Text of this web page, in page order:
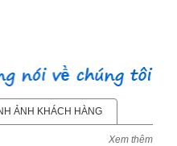
ẢNH KHÁCH HÀNG
Xem thêm